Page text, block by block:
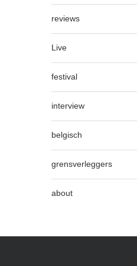
reviews
Live
festival
interview
belgisch
grensverleggers
about